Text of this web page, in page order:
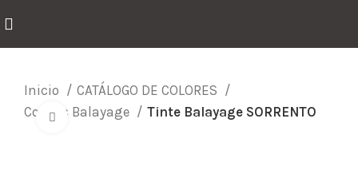
Inicio
CATÁLOGO DE COLORES
Colores Balayage
Tinte Balayage SORRENTO
Click para agrandar